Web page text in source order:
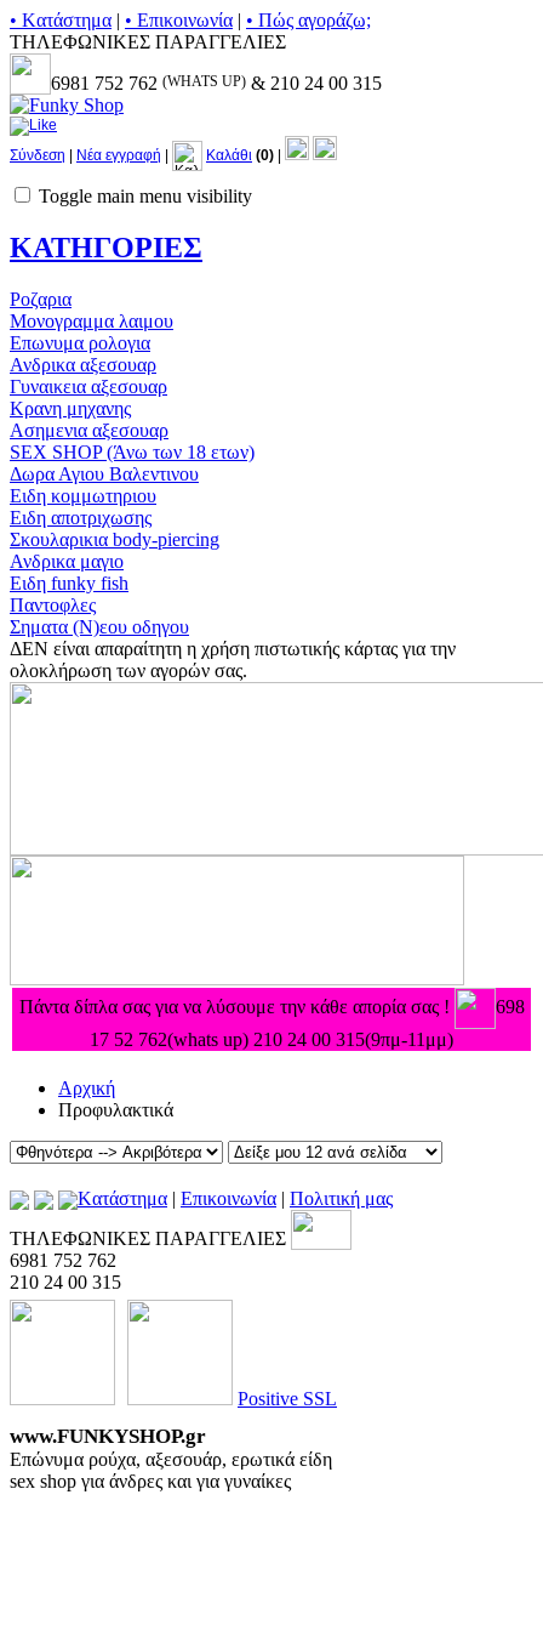
• Kατάστημα | • Επικοινωνία | • Πώς αγοράζω;
ΤΗΛΕΦΩΝΙΚΕΣ ΠΑΡΑΓΓΕΛΙΕΣ
6981 752 762 (WHATS UP) & 210 24 00 315
Σύνδεση Νέα εγγραφή Καλάθι (0)
Toggle main menu visibility
ΚΑΤΗΓΟΡΙΕΣ
Ροζαρια
Μονογραμμα λαιμου
Επωνυμα ρολογια
Ανδρικα αξεσουαρ
Γυναικεια αξεσουαρ
Κρανη μηχανης
Ασημενια αξεσουαρ
SEX SHOP (Άνω των 18 ετων)
Δωρα Αγιου Βαλεντινου
Ειδη κομμωτηριου
Ειδη αποτριχωσης
Σκουλαρικια body-piercing
Ανδρικα μαγιο
Ειδη funky fish
Παντοφλες
Σηματα (Ν)εου οδηγου
ΔΕΝ είναι απαραίτητη η χρήση πιστωτικής κάρτας για την
ολοκλήρωση των αγορών σας.
Πάντα δίπλα σας για να λύσουμε την κάθε απορία σας !
698
17 52 762(whats up) 210 24 00 315(9πμ-11μμ)
Αρχική
Προφυλακτικά
Kατάστημα | Επικοινωνία | Πολιτική μας
ΤΗΛΕΦΩΝΙΚΕΣ ΠΑΡΑΓΓΕΛΙΕΣ
6981 752 762
210 24 00 315
Positive SSL
www.FUNKYSHOP.gr
Επώνυμα ρούχα, αξεσουάρ, ερωτικά είδη
sex shop για άνδρες και για γυναίκες